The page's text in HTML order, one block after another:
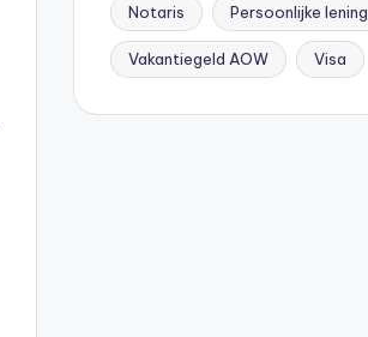
Notaris Persoonlijke lening
Vakantiegeld AOW Visa